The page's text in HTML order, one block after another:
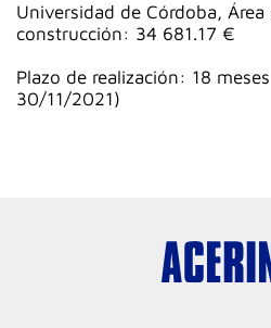
Universidad de Córdoba,
construcción: 34 681.17 €
Plazo de realización: 18
30/11/2021)